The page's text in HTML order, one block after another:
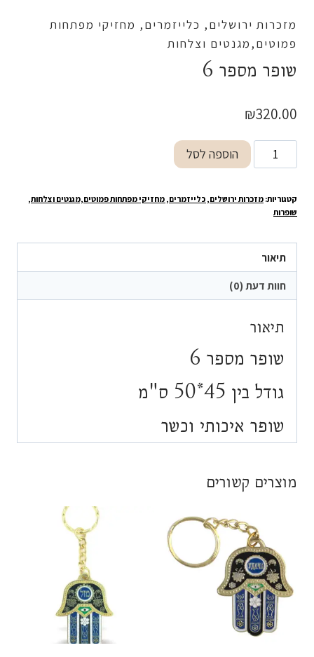
מזכרות ירושלים, כלייזמרים, מחזיקי מפתחות
פמוטים,מגנטים וצלחות
שופר מספר 6
₪320.00
כמות
של
מספר
הוספה לסל
קטגוריות: מזכרות ירושלים, כלייזמרים, מחזיקי מפתחות פמוטים,מגנטים וצלחות,
שופרות
תיאור
חוות דעת (0)
תיאור
שופר מספר 6
גודל בין 45*50 ס"מ
שופר איכותי וכשר
מוצרים קשורים